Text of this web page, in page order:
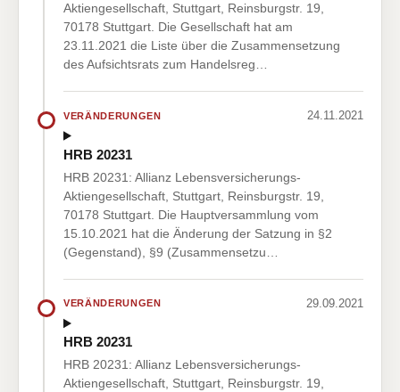
Aktiengesellschaft, Stuttgart, Reinsburgstr. 19,
70178 Stuttgart. Die Gesellschaft hat am
23.11.2021 die Liste über die Zusammensetzung
des Aufsichtsrats zum Handelsreg…
VERÄNDERUNGEN 24.11.2021
HRB 20231
HRB 20231: Allianz Lebensversicherungs-
Aktiengesellschaft, Stuttgart, Reinsburgstr. 19,
70178 Stuttgart. Die Hauptversammlung vom
15.10.2021 hat die Änderung der Satzung in §2
(Gegenstand), §9 (Zusammensetzu…
VERÄNDERUNGEN 29.09.2021
HRB 20231
HRB 20231: Allianz Lebensversicherungs-
Aktiengesellschaft, Stuttgart, Reinsburgstr. 19,